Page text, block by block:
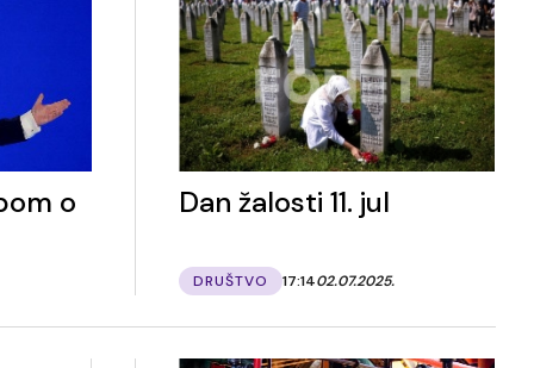
o Dan žalosti 11. jul
DRUŠTVO 17:1402.07.2025.